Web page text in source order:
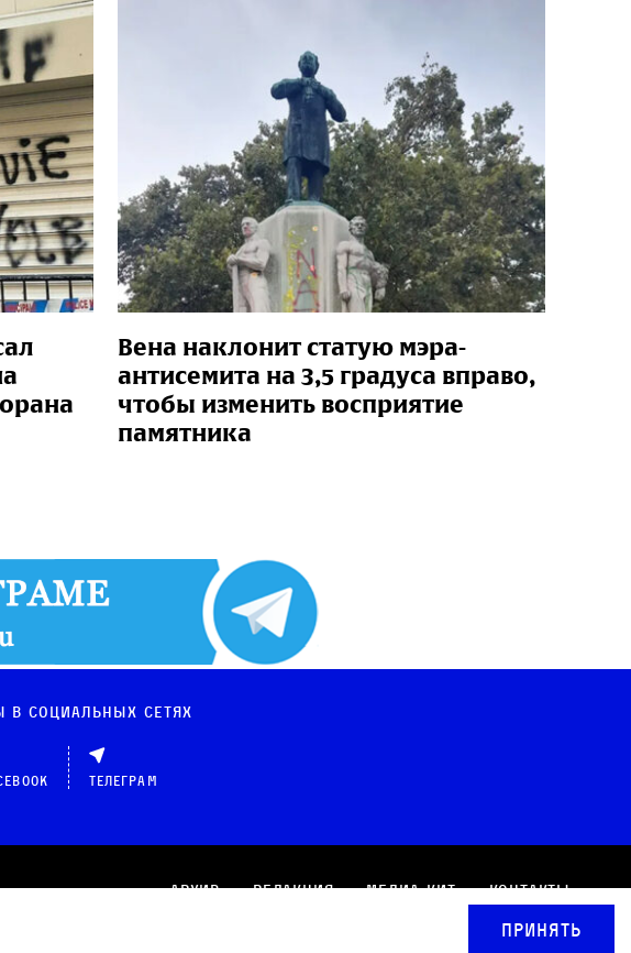
Вена наклонит статую мэра-
антисемита на 3,5 градуса вправо,
чтобы изменить восприятие
памятника
в социальных сетях
Телеграм
Архив Редакция Медиа-кит
Контакты
Принять